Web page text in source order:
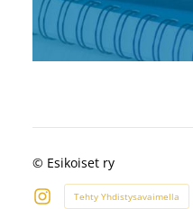
© Esikoiset ry
Tehty Yhdistysavaimella